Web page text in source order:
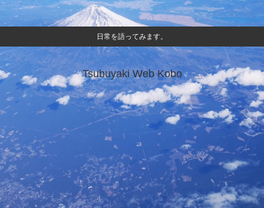
日常を語ってみます。
Tsubuyaki Web Kobo